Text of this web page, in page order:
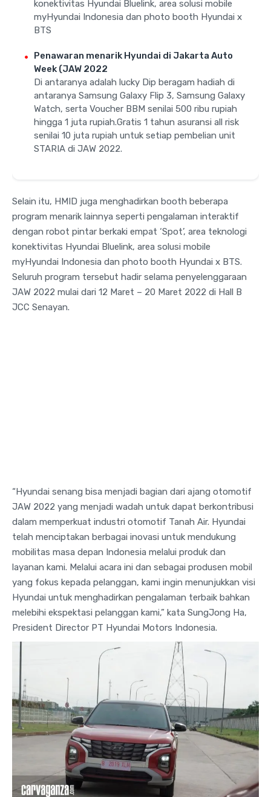
konektivitas Hyundai Bluelink, area solusi mobile
myHyundai Indonesia dan photo booth Hyundai x
BTS
Penawaran menarik Hyundai di Jakarta Auto
Week (JAW 2022
Di antaranya adalah lucky Dip beragam hadiah di
antaranya Samsung Galaxy Flip 3, Samsung Galaxy
Watch, serta Voucher BBM senilai 500 ribu rupiah
hingga 1 juta rupiah.Gratis 1 tahun asuransi all risk
senilai 10 juta rupiah untuk setiap pembelian unit
STARIA di JAW 2022.
Selain itu, HMID juga menghadirkan booth beberapa
program menarik lainnya seperti pengalaman interaktif
dengan robot pintar berkaki empat ‘Spot’, area teknologi
konektivitas Hyundai Bluelink, area solusi mobile
myHyundai Indonesia dan photo booth Hyundai x BTS.
Seluruh program tersebut hadir selama penyelenggaraan
JAW 2022 mulai dari 12 Maret – 20 Maret 2022 di Hall B
JCC Senayan.
“Hyundai senang bisa menjadi bagian dari ajang otomotif
JAW 2022 yang menjadi wadah untuk dapat berkontribusi
dalam memperkuat industri otomotif Tanah Air. Hyundai
telah menciptakan berbagai inovasi untuk mendukung
mobilitas masa depan Indonesia melalui produk dan
layanan kami. Melalui acara ini dan sebagai produsen mobil
yang fokus kepada pelanggan, kami ingin menunjukkan visi
Hyundai untuk menghadirkan pengalaman terbaik bahkan
melebihi ekspektasi pelanggan kami,” kata SungJong Ha,
President Director PT Hyundai Motors Indonesia.